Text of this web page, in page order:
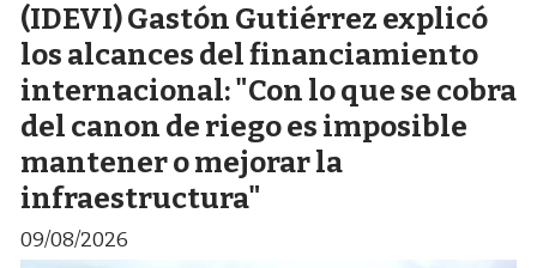
(IDEVI) Gastón Gutiérrez explicó
los alcances del financiamiento
internacional: "Con lo que se cobra
del canon de riego es imposible
mantener o mejorar la
infraestructura"
09/08/2026